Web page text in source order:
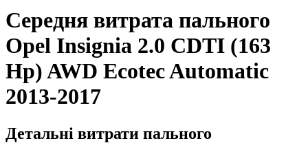
Середня витрата пального
Opel Insignia 2.0 CDTI (163
Hp) AWD Ecotec Automatic
2013-2017
Детальні витрати пального